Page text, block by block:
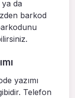
da
barkod
yazımı
Telefon